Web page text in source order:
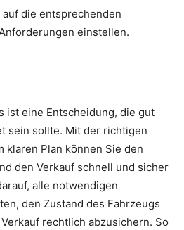
die entsprechenden
einstellen.
ist eine Entscheidung, die gut
sein sollte. Mit der richtigen
klaren Plan können Sie den
den Verkauf schnell und sicher
alle notwendigen
den Zustand des Fahrzeugs
rechtlich abzusichern. So